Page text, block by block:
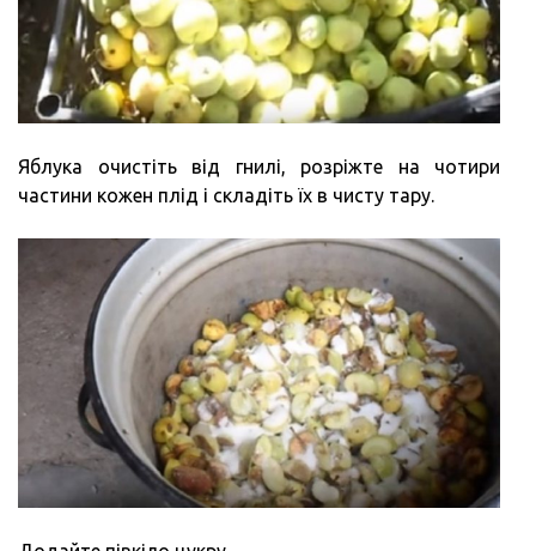
Яблука очистіть від гнилі, розріжте на чотири
частини кожен плід і складіть їх в чисту тару.